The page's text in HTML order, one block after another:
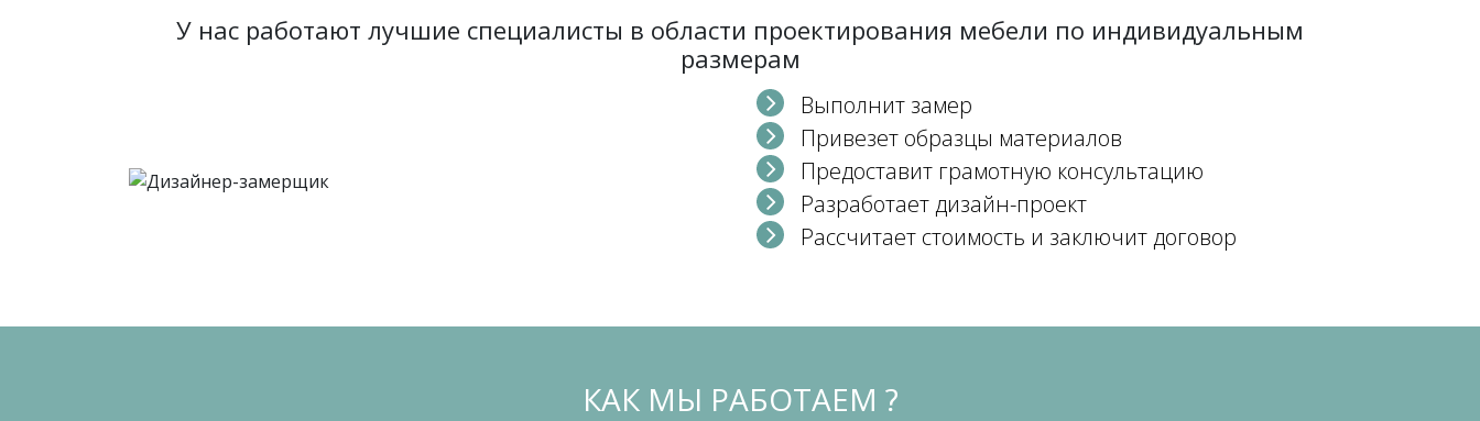
У нас работают лучшие специалисты в области проектирования мебели по индивидуальным
размерам
Выполнит замер
Привезет образцы материалов
Предоставит грамотную консультацию
Разработает дизайн-проект
Рассчитает стоимость и заключит договор
КАК МЫ РАБОТАЕМ ?